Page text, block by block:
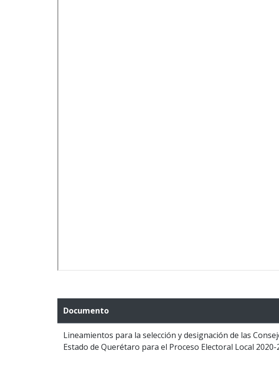
Documento
Lineamientos para la selección y designación de las
Estado de Querétaro para el Proceso Electoral Local 2020-